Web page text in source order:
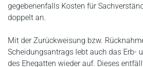
gegebenenfalls Kosten für
doppelt an.
Mit der Zurückweisung bzw.
Scheidungsantrags lebt auch das Erb-
des Ehegatten wieder auf. Dieses